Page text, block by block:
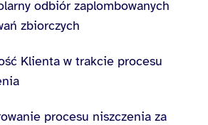
odbiór zaplombowanych
zbiorczych
Klienta w trakcie procesu
procesu niszczenia za